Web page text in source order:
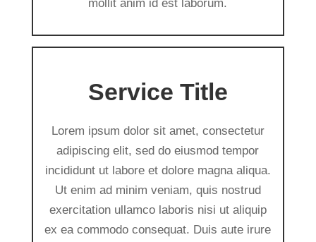
mollit anim id est laborum.
Service Title
Lorem ipsum dolor sit amet, consectetur
adipiscing elit, sed do eiusmod tempor
incididunt ut labore et dolore magna aliqua.
Ut enim ad minim veniam, quis nostrud
exercitation ullamco laboris nisi ut aliquip
ex ea commodo consequat. Duis aute irure